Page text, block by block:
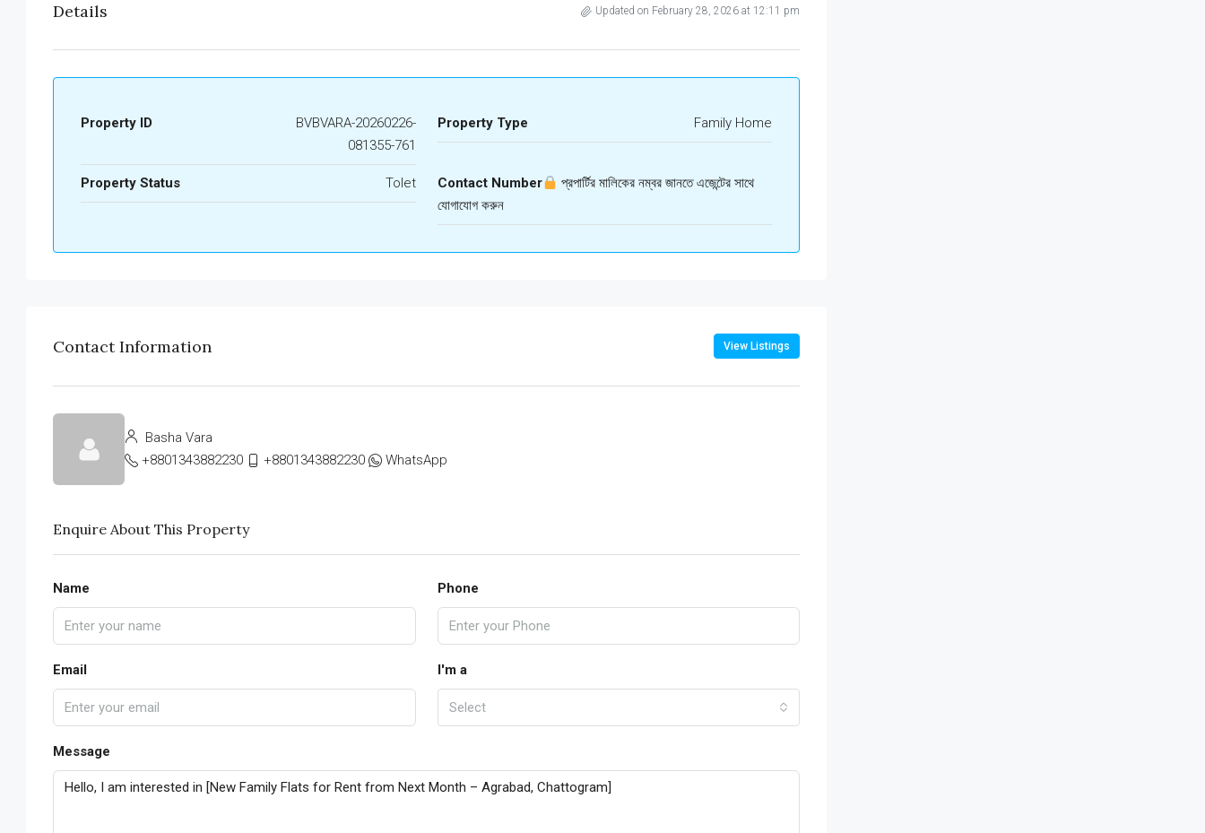
Details Updated on February 28, 2026 at 12:11 pm
Property ID
BVBVARA-20260226-
081355-761
Property Type Family Home
Property Status Tolet Contact Number
প্রপার্টির মালিকের নম্বর জানতে এজেন্টের সাথে
যোগাযোগ করুন
Contact Information View Listings
Basha Vara
+8801343882230
+8801343882230 WhatsApp
Enquire About This Property
Name Phone
Email I'm a
Select
Message